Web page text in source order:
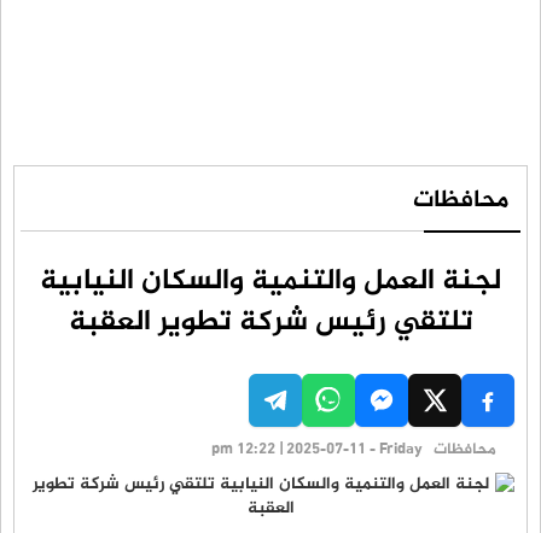
محافظات
لجنة العمل والتنمية والسكان النيابية
تلتقي رئيس شركة تطوير العقبة
محافظات pm 12:22 | 2025-07-11 - Friday